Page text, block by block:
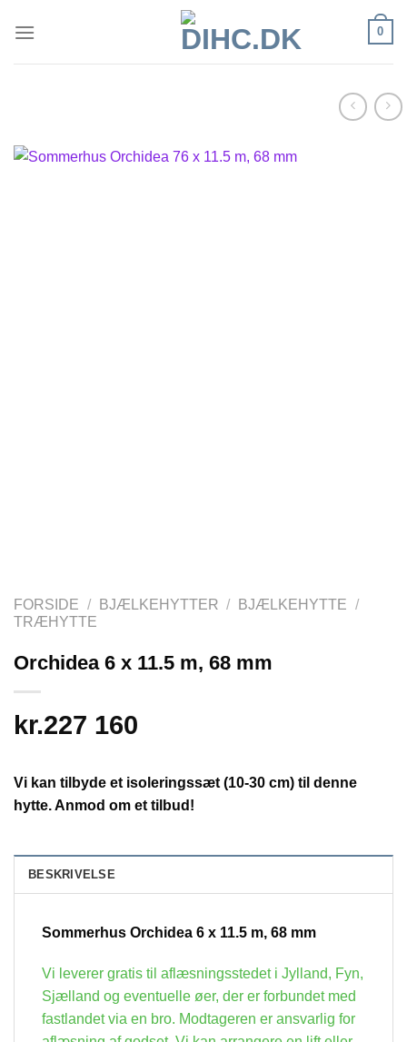
0
FORSIDE / BJÆLKEHYTTER / BJÆLKEHYTTE /
TRÆHYTTE
Orchidea 6 x 11.5 m, 68 mm
kr.227 160
Vi kan tilbyde et isoleringssæt (10-30 cm) til denne
hytte. Anmod om et tilbud!
BESKRIVELSE
Sommerhus Orchidea 6 x 11.5 m, 68 mm
Vi leverer gratis til aflæsningsstedet i Jylland, Fyn,
Sjælland og eventuelle øer, der er forbundet med
fastlandet via en bro. Modtageren er ansvarlig for